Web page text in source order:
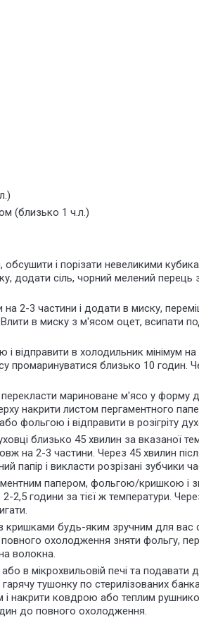
(близько 1 ч.л.)
і порізати невеликими
додати сіль, чорний мелений перець
2-3 частини і додати в миску,
в миску з м'ясом оцет, всипати
і відправити в холодильник мінімум
близько 10 годин.
мариноване м'ясо у форму
накрити листом пергаментного
фольгою і відправити в розігріту
близько 45 хвилин за вказаної
на 2-3 частини. Через 45 хвилин
папір і викласти розрізані зубчики
папером, фольгою/кришкою і
години за тієї ж температури.
кришками будь-яким зручним для
охолодження зняти фольгу,
волокна.
або в мікрохвильовій печі та
тушонку по стерилізованих
і накрити ковдрою або теплим
до повного охолодження.